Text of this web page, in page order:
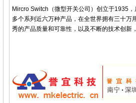
Mircro Switch（微型开关公司）创立于1935
多个系列近六万种产品，在全世界拥有三十
秀的产品质量和可靠性，以及不断的技术创